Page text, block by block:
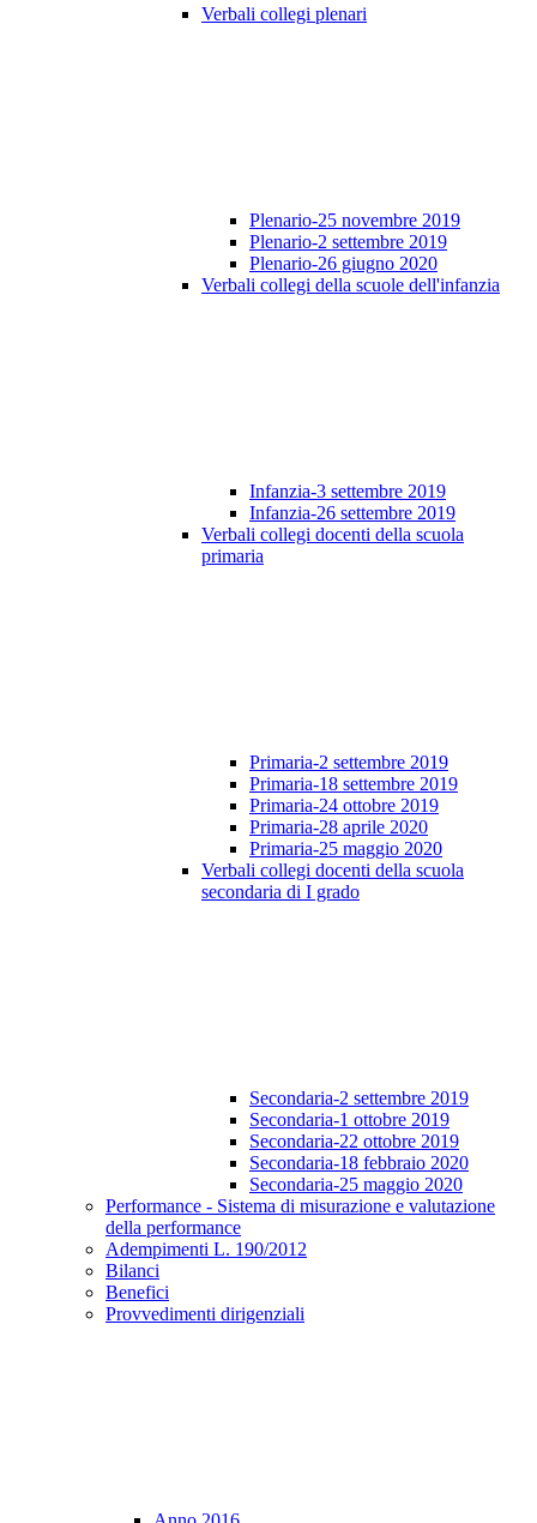
Verbali collegi plenari
Plenario-25 novembre 2019
Plenario-2 settembre 2019
Plenario-26 giugno 2020
Verbali collegi della scuole dell'infanzia
Infanzia-3 settembre 2019
Infanzia-26 settembre 2019
Verbali collegi docenti della scuola
primaria
Primaria-2 settembre 2019
Primaria-18 settembre 2019
Primaria-24 ottobre 2019
Primaria-28 aprile 2020
Primaria-25 maggio 2020
Verbali collegi docenti della scuola
secondaria di I grado
Secondaria-2 settembre 2019
Secondaria-1 ottobre 2019
Secondaria-22 ottobre 2019
Secondaria-18 febbraio 2020
Secondaria-25 maggio 2020
Performance - Sistema di misurazione e valutazione
della performance
Adempimenti L. 190/2012
Bilanci
Benefici
Provvedimenti dirigenziali